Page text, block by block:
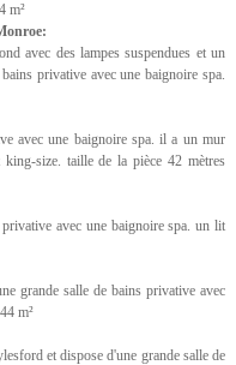
m²
avec des lampes suspendues et un
privative avec une baignoire spa.
avec une baignoire spa. il a un mur
size. taille de la pièce 42 mètres
avec une baignoire spa. un lit
grande salle de bains privative avec
m²
et dispose d'une grande salle de